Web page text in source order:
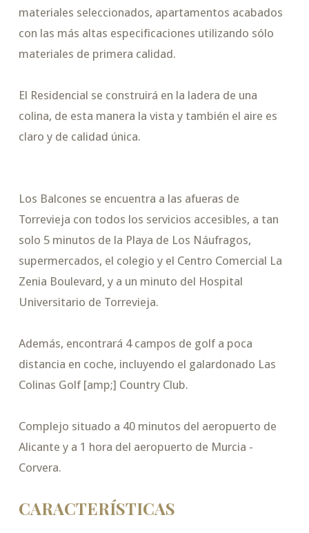
materiales seleccionados, apartamentos acabados
con las más altas especificaciones utilizando sólo
materiales de primera calidad.
El Residencial se construirá en la ladera de una
colina, de esta manera la vista y también el aire es
claro y de calidad única.
Los Balcones se encuentra a las afueras de
Torrevieja con todos los servicios accesibles, a tan
solo 5 minutos de la Playa de Los Náufragos,
supermercados, el colegio y el Centro Comercial La
Zenia Boulevard, y a un minuto del Hospital
Universitario de Torrevieja.
Además, encontrará 4 campos de golf a poca
distancia en coche, incluyendo el galardonado Las
Colinas Golf [amp;] Country Club.
Complejo situado a 40 minutos del aeropuerto de
Alicante y a 1 hora del aeropuerto de Murcia -
Corvera.
CARACTERÍSTICAS